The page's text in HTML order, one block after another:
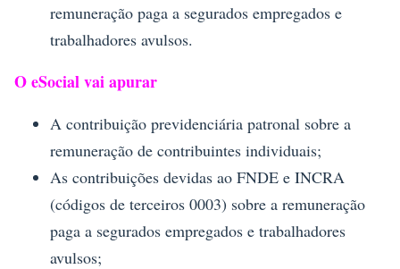
remuneração paga a segurados empregados e
trabalhadores avulsos.
O eSocial vai apurar
A contribuição previdenciária patronal sobre a
remuneração de contribuintes individuais;
As contribuições devidas ao FNDE e INCRA
(códigos de terceiros 0003) sobre a remuneração
paga a segurados empregados e trabalhadores
avulsos;